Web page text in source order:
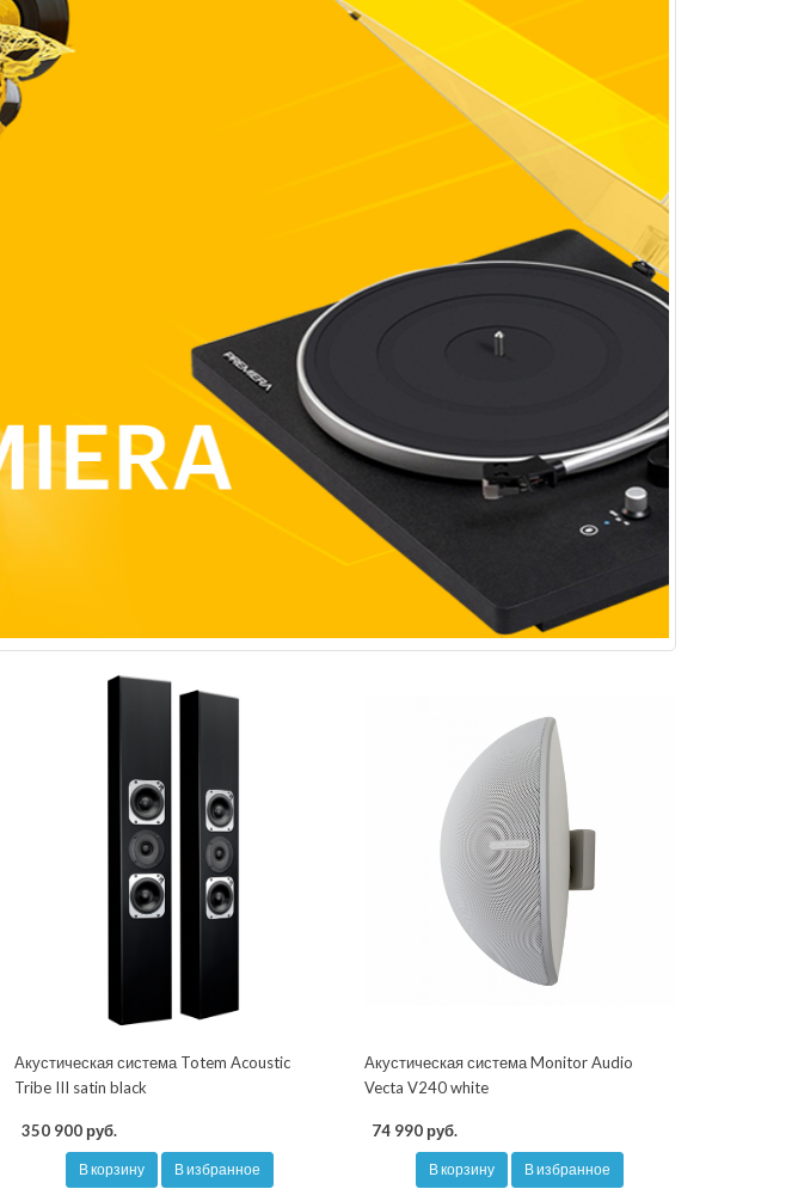
Акустическая система Totem Acoustic
Tribe III satin black
350 900 руб.
В корзину В избранное
Акустическая система Monitor Audio
Vecta V240 white
74 990 руб.
В корзину В избранное